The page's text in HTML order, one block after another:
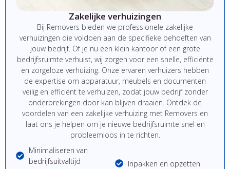
Zakelijke verhuizingen
Bij Removers bieden we professionele zakelijke
verhuizingen die voldoen aan de specifieke behoeften van
jouw bedrijf. Of je nu een klein kantoor of een grote
bedrijfsruimte verhuist, wij zorgen voor een snelle, efficiënte
en zorgeloze verhuizing. Onze ervaren verhuizers hebben
de expertise om apparatuur, meubels en documenten
veilig en efficiënt te verhuizen, zodat jouw bedrijf zonder
onderbrekingen door kan blijven draaien. Ontdek de
voordelen van een zakelijke verhuizing met Removers en
laat ons je helpen om je nieuwe bedrijfsruimte snel en
probleemloos in te richten.
Minimaliseren van
bedrijfsuitvaltijd
Inpakken en opzetten